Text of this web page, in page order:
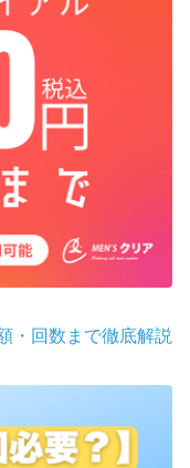
・回数まで徹底解説